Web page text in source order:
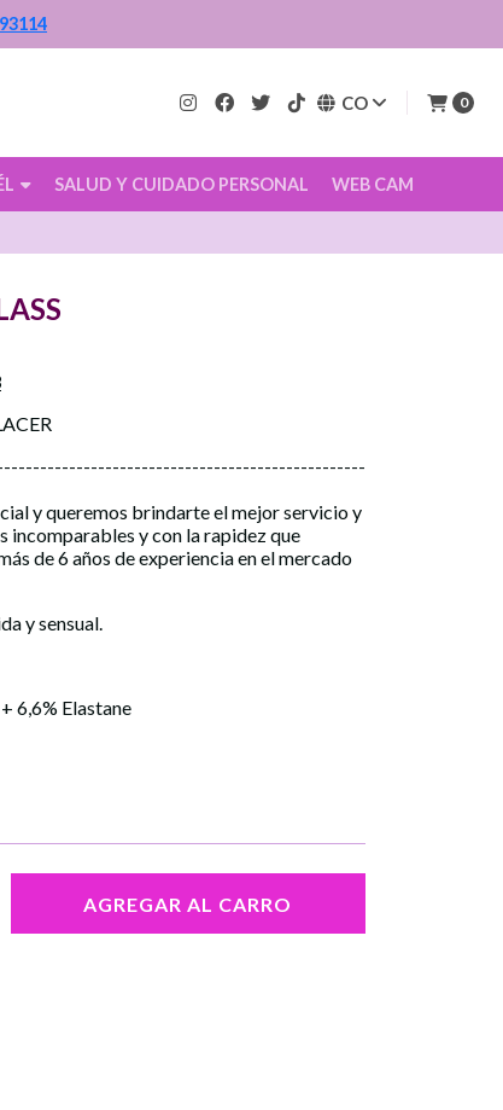
CO 0
SALUD Y CUIDADO PERSONAL WEB CAM
y queremos brindarte el mejor servicio y
incomparables y con la rapidez que
de 6 años de experiencia en el mercado
y sensual.
6,6% Elastane
AGREGAR AL CARRO